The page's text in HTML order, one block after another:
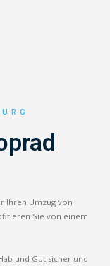
Ihren Umzug von
Sie von einem
und Gut sicher und